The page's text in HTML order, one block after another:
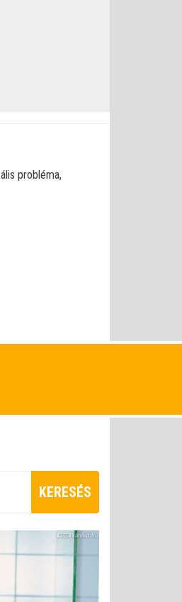
probléma,
KERESÉS